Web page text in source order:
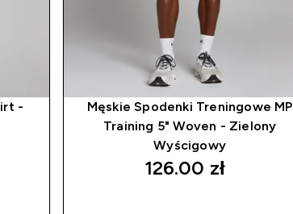
-
Męskie Spodenki Treningowe MP
Training 5" Woven - Zielony
Wyścigowy
126.00 zł‎